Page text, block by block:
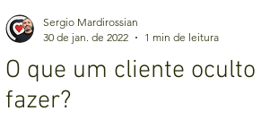
O que um cliente
fazer?
Sergio Mardirossian
30 de jan. de 2022
1 min de leitura